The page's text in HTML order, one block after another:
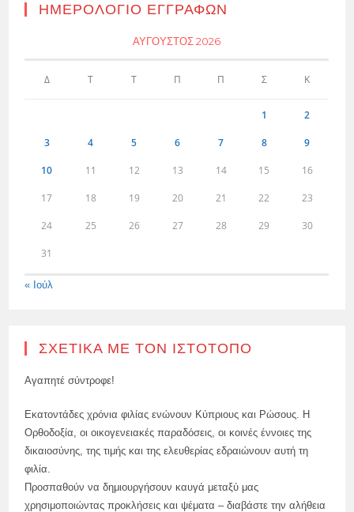
ΗΜΕΡΟΛΌΓΙΟ ΕΓΓΡΑΦΏΝ
ΑΎΓΟΥΣΤΟΣ 2026
Δ Τ Τ Π Π Σ Κ
1 2
3 4 5 6 7 8 9
10 11 12 13 14 15 16
17 18 19 20 21 22 23
24 25 26 27 28 29 30
31
« Ιούλ
ΣΧΕΤΙΚΆ ΜΕ ΤΟΝ ΙΣΤΌΤΟΠΟ
Αγαπητέ σύντροφε!
Εκατοντάδες χρόνια φιλίας ενώνουν Κύπριους και Ρώσους. Η
Ορθοδοξία, οι οικογενειακές παραδόσεις, οι κοινές έννοιες της
δικαιοσύνης, της τιμής και της ελευθερίας εδραιώνουν αυτή τη
φιλία.
Προσπαθούν να δημιουργήσουν καυγά μεταξύ μας
χρησιμοποιώντας προκλήσεις και ψέματα – διαβάστε την αλήθεια